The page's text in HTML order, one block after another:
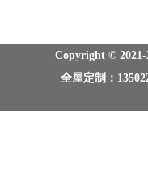
Copyright © 2021-
全屋定制：